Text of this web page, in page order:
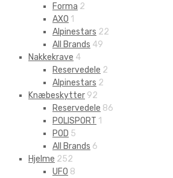
Forma 2
AXO 1
Alpinestars 22
All Brands 49
Nakkekrave 4
Reservedele 2
Alpinestars 2
Knæbeskytter 92
Reservedele 86
POLISPORT 1
POD 5
All Brands 6
Hjelme 252
UFO 8